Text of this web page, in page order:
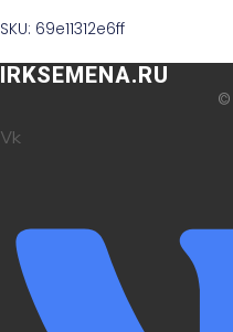
SKU: 69e11312e6ff
IRKSEMENA.RU
©
Vk